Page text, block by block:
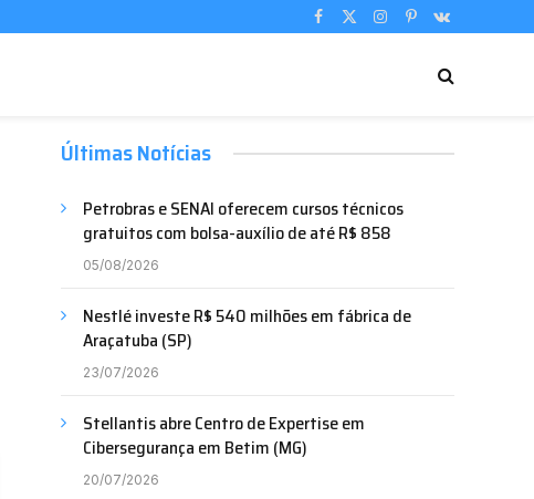
Facebook
X
Instagram
PinterestVKontakte
Últimas Notícias
Petrobras e SENAI oferecem cursos técnicos
gratuitos com bolsa-auxílio de até R$ 858
05/08/2026
Nestlé investe R$ 540 milhões em fábrica de
Araçatuba (SP)
23/07/2026
Stellantis abre Centro de Expertise em
Cibersegurança em Betim (MG)
20/07/2026